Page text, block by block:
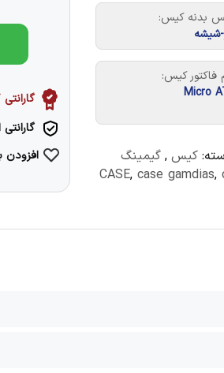
بدنه کیس:
شیشه
فاکتور کیس:
Micro
کیس ,گیمینگ
CASE, case gamdias,
گارانتی 7 روز مهلت تست
افزودن